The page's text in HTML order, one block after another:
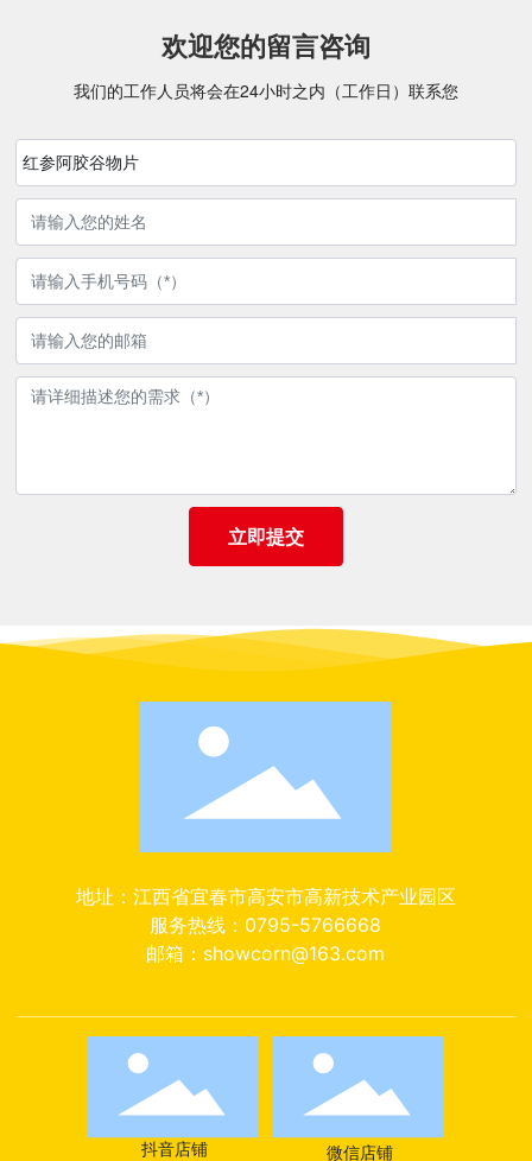
欢迎您的留言咨询
我们的工作人员将会在24小时之内（工作日）联系您
红参阿胶谷物片
立即提交
地址：江西省宜春市高安市高新技术产业园区
服务热线：0795-5766668
邮箱：showcorn@163.com
抖音店铺 微信店铺